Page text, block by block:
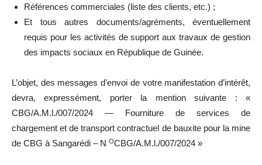
Références commerciales (liste des clients, etc.) ;
Et tous autres documents/agréments, éventuellement
requis pour les activités de support aux travaux de gestion
des impacts sociaux en République de Guinée.
L’objet, des messages d’envoi de votre manifestation d’intérêt,
devra, expressément, porter la mention suivante : «
CBG/A.M.l./007/2024 — Fourniture de services de
chargement et de transport contractuel de bauxite pour la mine
de CBG à Sangarédi – N OCBG/A.M.l./007/2024 »